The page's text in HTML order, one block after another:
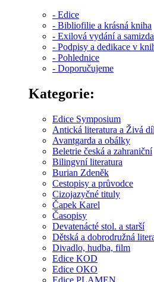
- Edice
- Bibliofilie a krásná kniha
- Exilová vydání a
- Podpisy a dedikace v
- Pohlednice
- Doporučujeme
Kategorie:
Edice Symposium
Antická literatura a Živá
Avantgarda a obálky
Beletrie česká a zahraniční
Bilingvní literatura
Burian Zdeněk
Cestopisy a průvodce
Cizojazyčné tituly
Čapek Karel
Časopisy
Devatenácté stol. a starší
Dětská a dobrodružná
Divadlo, hudba, film
Edice KOD
Edice OKO
Edice PLAMEN